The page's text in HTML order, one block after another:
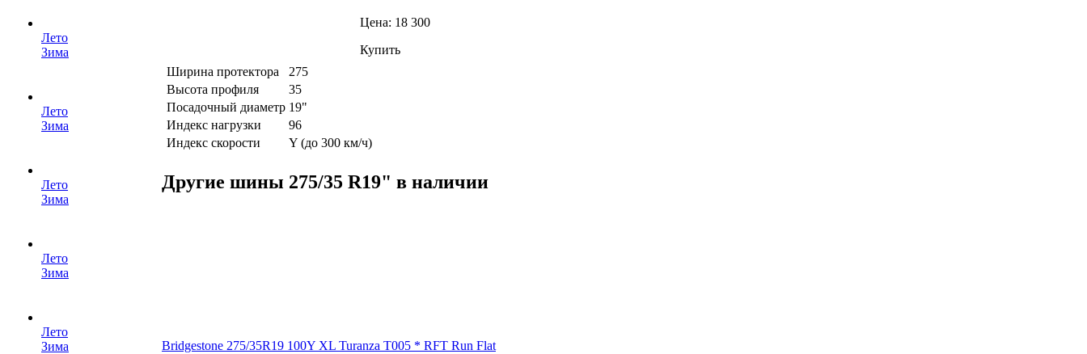
Лето
Зима
Лето
Зима
Лето
Зима
Лето
Зима
Лето
Зима
Цена: 18 300
Купить
Ширина протектора
275
Высота профиля
35
Посадочный диаметр 19"
Индекс нагрузки
96
Индекс скорости
Y (до 300 км/ч)
Другие шины 275/35 R19" в наличии
Bridgestone 275/35R19 100Y XL Turanza T005 * RFT Run Flat